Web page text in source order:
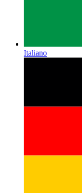
Italiano